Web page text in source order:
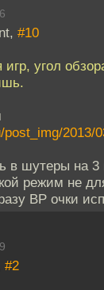
#10
угол
2013/
в шутеры на 3
режим не
ВР очки
#2